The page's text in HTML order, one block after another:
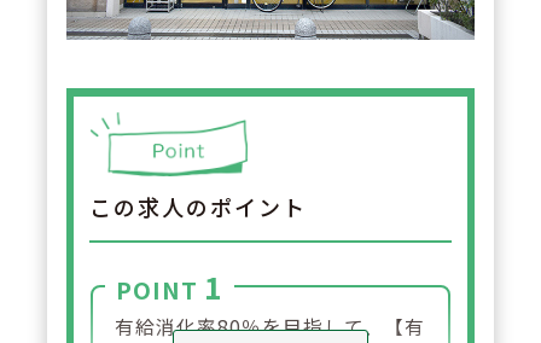
この求人のポイント
POINT 1
有給消化率80％を目指して、【有